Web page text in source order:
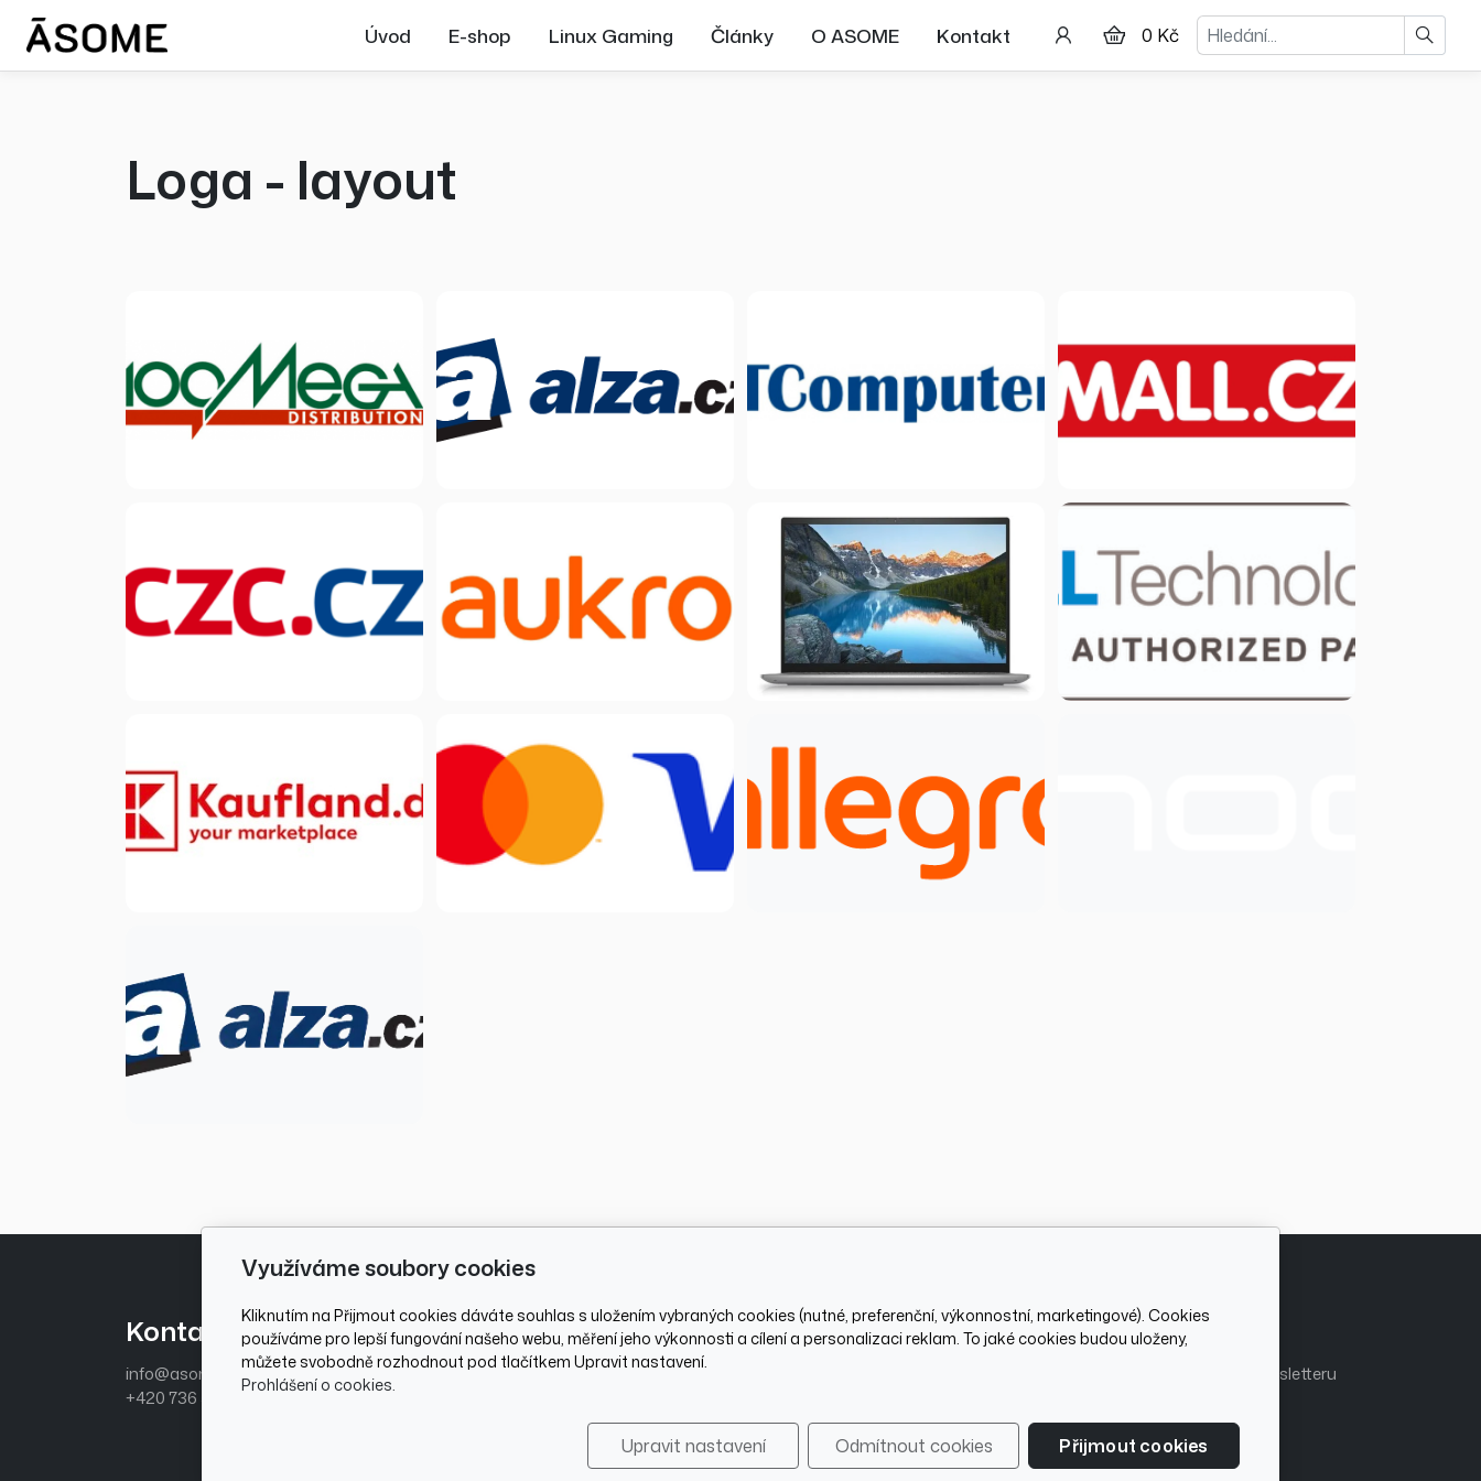
Úvod E-shop Linux Gaming Články O ASOME Kontakt 0 Kč Hledat
Loga - layout
Kontaktujte nás
info@asome.cz
+420 736 510 097
Zákaznický servis
Obchodní podmínky
Sociální sítě Be Āsome
k našemu newsletteru
Využíváme soubory cookies
Kliknutím na Přijmout cookies dáváte souhlas s uložením vybraných cookies (nutné, preferenční, výkonnostní, marketingové). Cookies
používáme pro lepší fungování našeho webu, měření jeho výkonnosti a cílení a personalizaci reklam. To jaké cookies budou uloženy,
můžete svobodně rozhodnout pod tlačítkem Upravit nastavení.
Prohlášení o cookies.
Upravit nastavení Odmítnout cookies Přijmout cookies